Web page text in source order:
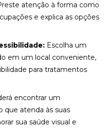
atenção à forma como
e explica as opções
Escolha um
em um local conveniente,
para tratamentos
encontrar um
que atenda às suas
sua saúde visual e
DA OSTEOPATIA